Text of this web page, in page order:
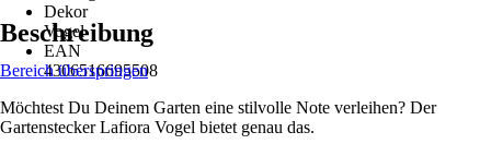
Dekor
Vogel
EAN
4306516695508
Beschreibung
Bereich überspringen
Möchtest Du Deinem Garten eine stilvolle Note verleihen? Der
Gartenstecker Lafiora Vogel bietet genau das.